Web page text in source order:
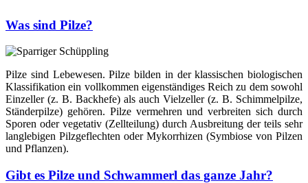
Was sind Pilze?
Pilze sind Lebewesen. Pilze bilden in der klassischen biologischen
Klassifikation ein vollkommen eigenständiges Reich zu dem sowohl
Einzeller (z. B. Backhefe) als auch Vielzeller (z. B. Schimmelpilze,
Ständerpilze) gehören. Pilze vermehren und verbreiten sich durch
Sporen oder vegetativ (Zellteilung) durch Ausbreitung der teils sehr
langlebigen Pilzgeflechten oder Mykorrhizen (Symbiose von Pilzen
und Pflanzen).
Gibt es Pilze und Schwammerl das ganze Jahr?